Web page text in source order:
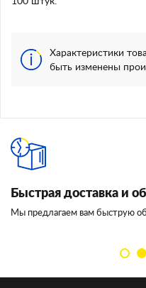
Характеристики
быть изменены
Быстрая доставка и
Мы предлагаем вам быструю